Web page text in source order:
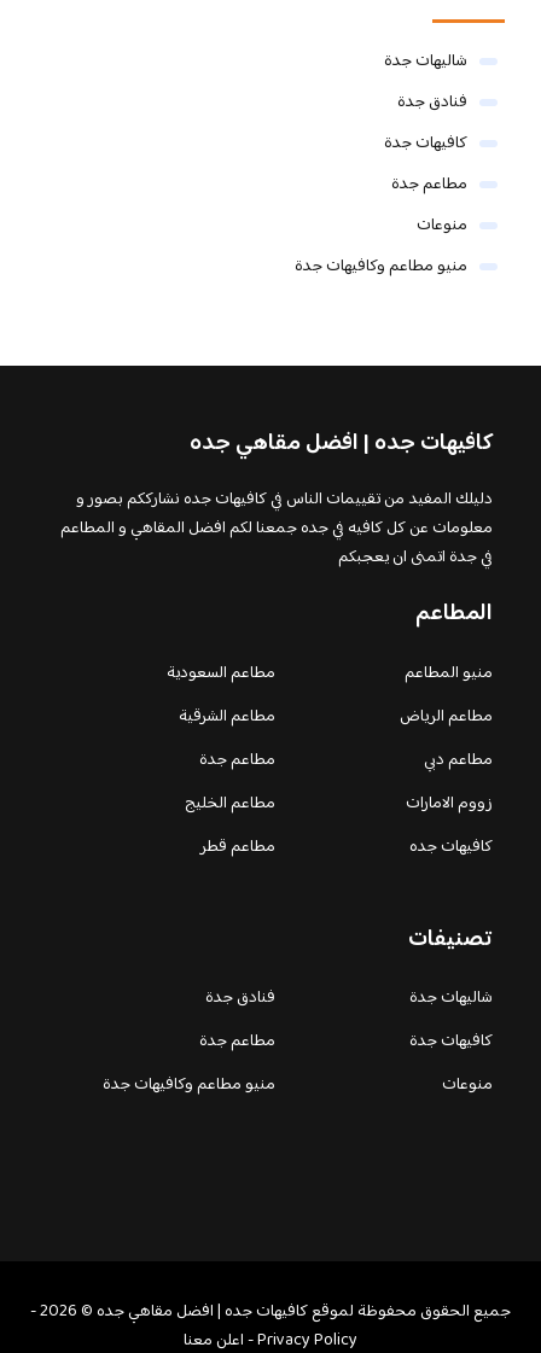
شاليهات جدة
فنادق جدة
كافيهات جدة
مطاعم جدة
منوعات
منيو مطاعم وكافيهات جدة
كافيهات جده | افضل مقاهي جده
دليلك المفيد من تقييمات الناس في كافيهات جده نشارككم بصور و
معلومات عن كل كافيه في جده جمعنا لكم افضل المقاهي و المطاعم
في جدة اتمنى ان يعجبكم
المطاعم
منيو المطاعم
مطاعم السعودية
مطاعم الرياض
مطاعم الشرقية
مطاعم دبي
مطاعم جدة
زووم الامارات
مطاعم الخليج
كافيهات جده
مطاعم قطر
تصنيفات
شاليهات جدة
فنادق جدة
كافيهات جدة
مطاعم جدة
منوعات
منيو مطاعم وكافيهات جدة
جميع الحقوق محفوظة لموقع كافيهات جده | افضل مقاهي جده © 2026 -
Privacy Policy
-اعلن معنا